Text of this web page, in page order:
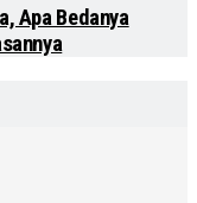
Apa Bedanya